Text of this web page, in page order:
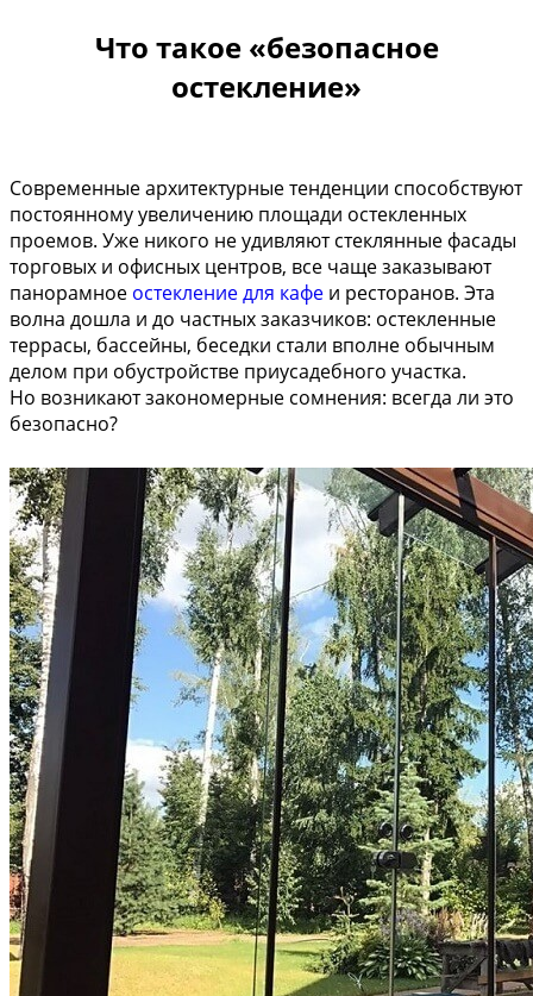
Что такое «безопасное
остекление»
Современные архитектурные тенденции способствуют
постоянному увеличению площади остекленных
проемов. Уже никого не удивляют стеклянные фасады
торговых и офисных центров, все чаще заказывают
панорамное остекление для кафе и ресторанов. Эта
волна дошла и до частных заказчиков: остекленные
террасы, бассейны, беседки стали вполне обычным
делом при обустройстве приусадебного участка.
Но возникают закономерные сомнения: всегда ли это
безопасно?